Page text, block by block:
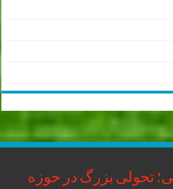
تحولی بزرگ در حوزه